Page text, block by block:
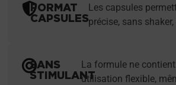
FORMAT
CAPSULES
Les capsules
précise, sans
SANS
STIMULANT
La formule ne
utilisation flexible,